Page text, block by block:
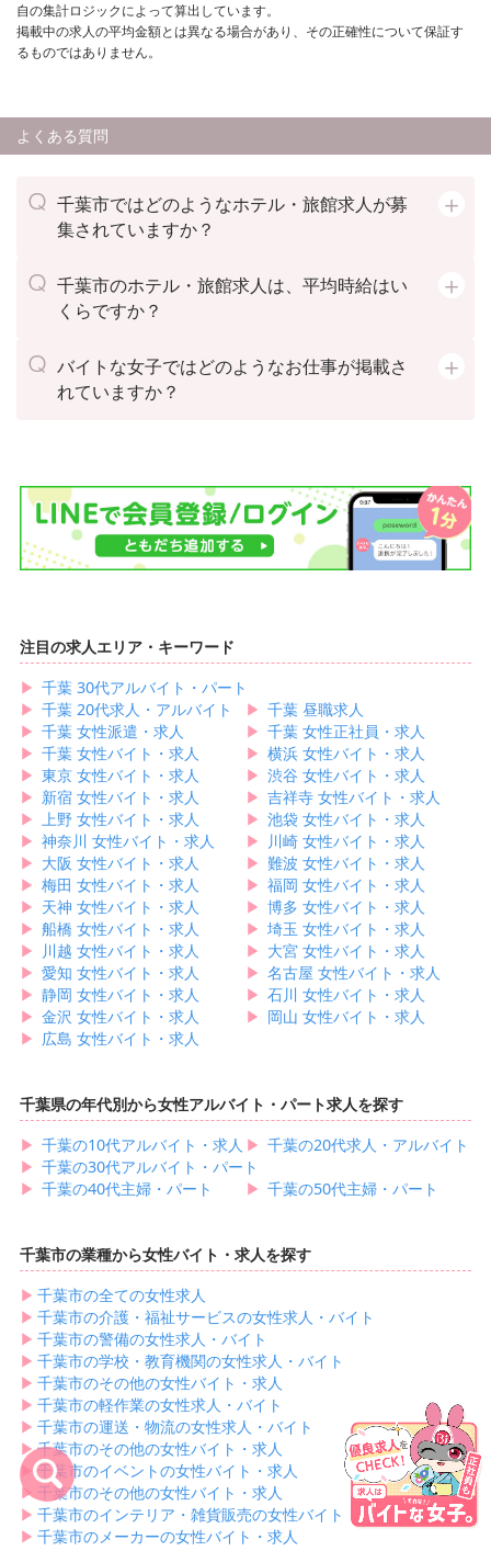
自の集計ロジックによって算出しています。
掲載中の求人の平均金額とは異なる場合があり、その正確性について保証す
るものではありません。
よくある質問
千葉市ではどのようなホテル・旅館求人が募
集されていますか？
千葉市のホテル・旅館求人は、平均時給はい
くらですか？
バイトな女子ではどのようなお仕事が掲載さ
れていますか？
注目の求人エリア・キーワード
▶︎ 千葉 30代アルバイト・パート
▶︎ 千葉 20代求人・アルバイト ▶︎ 千葉 昼職求人
▶︎ 千葉 女性派遣・求人 ▶︎ 千葉 女性正社員・求人
▶︎ 千葉 女性バイト・求人 ▶︎ 横浜 女性バイト・求人
▶︎ 東京 女性バイト・求人 ▶︎ 渋谷 女性バイト・求人
▶︎ 新宿 女性バイト・求人 ▶︎ 吉祥寺 女性バイト・求人
▶︎
上野 女性バイト・求人 ▶︎ 池袋 女性バイト・求人
▶︎ 神奈川 女性バイト・求人 ▶︎
川崎 女性バイト・求人
▶︎ 大阪 女性バイト・求人 ▶︎ 難波 女性バイト・求人
▶︎ 梅田 女性バイト・求人 ▶︎ 福岡 女性バイト・求人
▶︎ 天神 女性バイト・求人 ▶︎ 博多 女性バイト・求人
▶︎ 船橋 女性バイト・求人 ▶︎ 埼玉 女性バイト・求人
▶︎
川越 女性バイト・求人 ▶︎ 大宮 女性バイト・求人
▶︎ 愛知 女性バイト・求人 ▶︎ 名古屋 女性バイト・求人
▶︎ 静岡 女性バイト・求人 ▶︎ 石川 女性バイト・求人
▶︎ 金沢 女性バイト・求人 ▶︎ 岡山 女性バイト・求人
▶︎ 広島 女性バイト・求人
千葉県の年代別から女性アルバイト・パート求人を探す
▶︎ 千葉の10代アルバイト・求人 ▶︎ 千葉の20代求人・アルバイト
▶︎ 千葉の30代アルバイト・パート
▶︎ 千葉の40代主婦・パート ▶︎ 千葉の50代主婦・パート
千葉市の業種から女性バイト・求人を探す
▶︎ 千葉市の全ての女性求人
▶︎ 千葉市の介護・福祉サービスの女性求人・バイト
▶︎ 千葉市の警備の女性求人・バイト
▶︎ 千葉市の学校・教育機関の女性求人・バイト
▶︎ 千葉市のその他の女性バイト・求人
▶︎ 千葉市の軽作業の女性求人・バイト
▶︎ 千葉市の運送・物流の女性求人・バイト
▶︎千葉市のその他の女性バイト・求人
▶︎千葉市のイベントの女性バイト・求人
▶︎ 千葉市のその他の女性バイト・求人
▶︎ 千葉市のインテリア・雑貨販売の女性バイト・求人
▶︎ 千葉市のメーカーの女性バイト・求人